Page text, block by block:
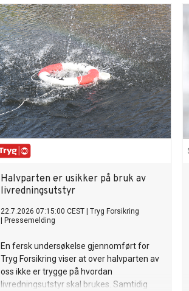
og Sverige påvirkes ulikt.
Halvparten er usikker på bruk av
livredningsutstyr
22.7.2026 07:15:00 CEST
Tryg Forsikring
Pressemelding
En fersk undersøkelse gjennomført for
Tryg Forsikring viser at over halvparten av
oss ikke er trygge på hvordan
livredningsutstyr skal brukes. Samtidig